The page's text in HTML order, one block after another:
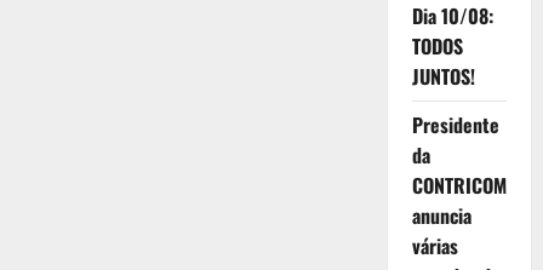
Dia 10/08:
TODOS
JUNTOS!
Presidente
da
CONTRICOM
anuncia
várias